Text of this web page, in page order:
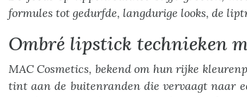
formules tot gedurfde, langdurige looks, de
Ombré lipstick technieken
MAC Cosmetics, bekend om hun rijke
tint aan de buitenranden die vervaagt naar